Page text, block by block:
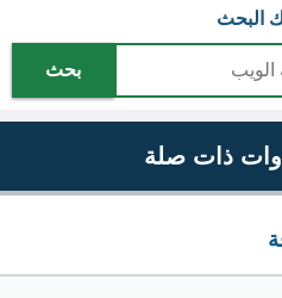
البحث
بحث
ذات صلة